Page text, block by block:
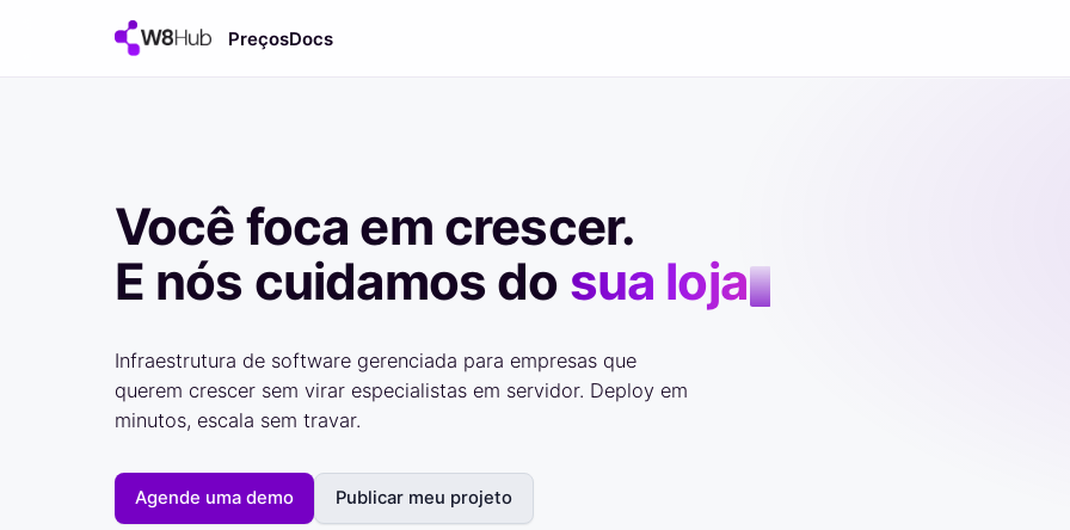
PreçosDocs
Você foca em crescer.
E nós cuidamos do su
Infraestrutura de software gerenciada para empresas que
querem crescer sem virar especialistas em servidor. Deploy em
minutos, escala sem travar.
Agende uma demo Publicar meu projeto